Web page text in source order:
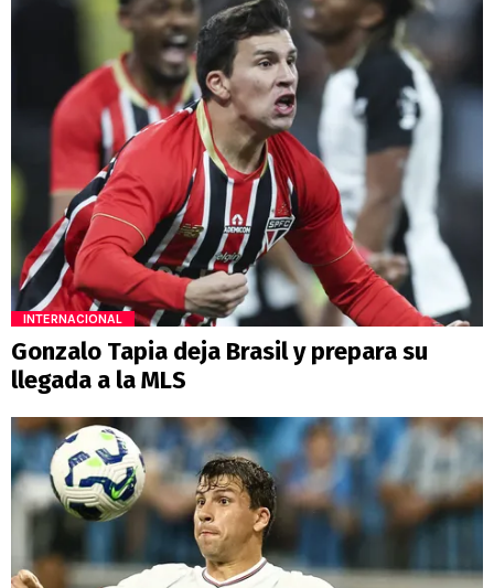
INTERNACIONAL
Gonzalo Tapia deja Brasil y prepara su
llegada a la MLS